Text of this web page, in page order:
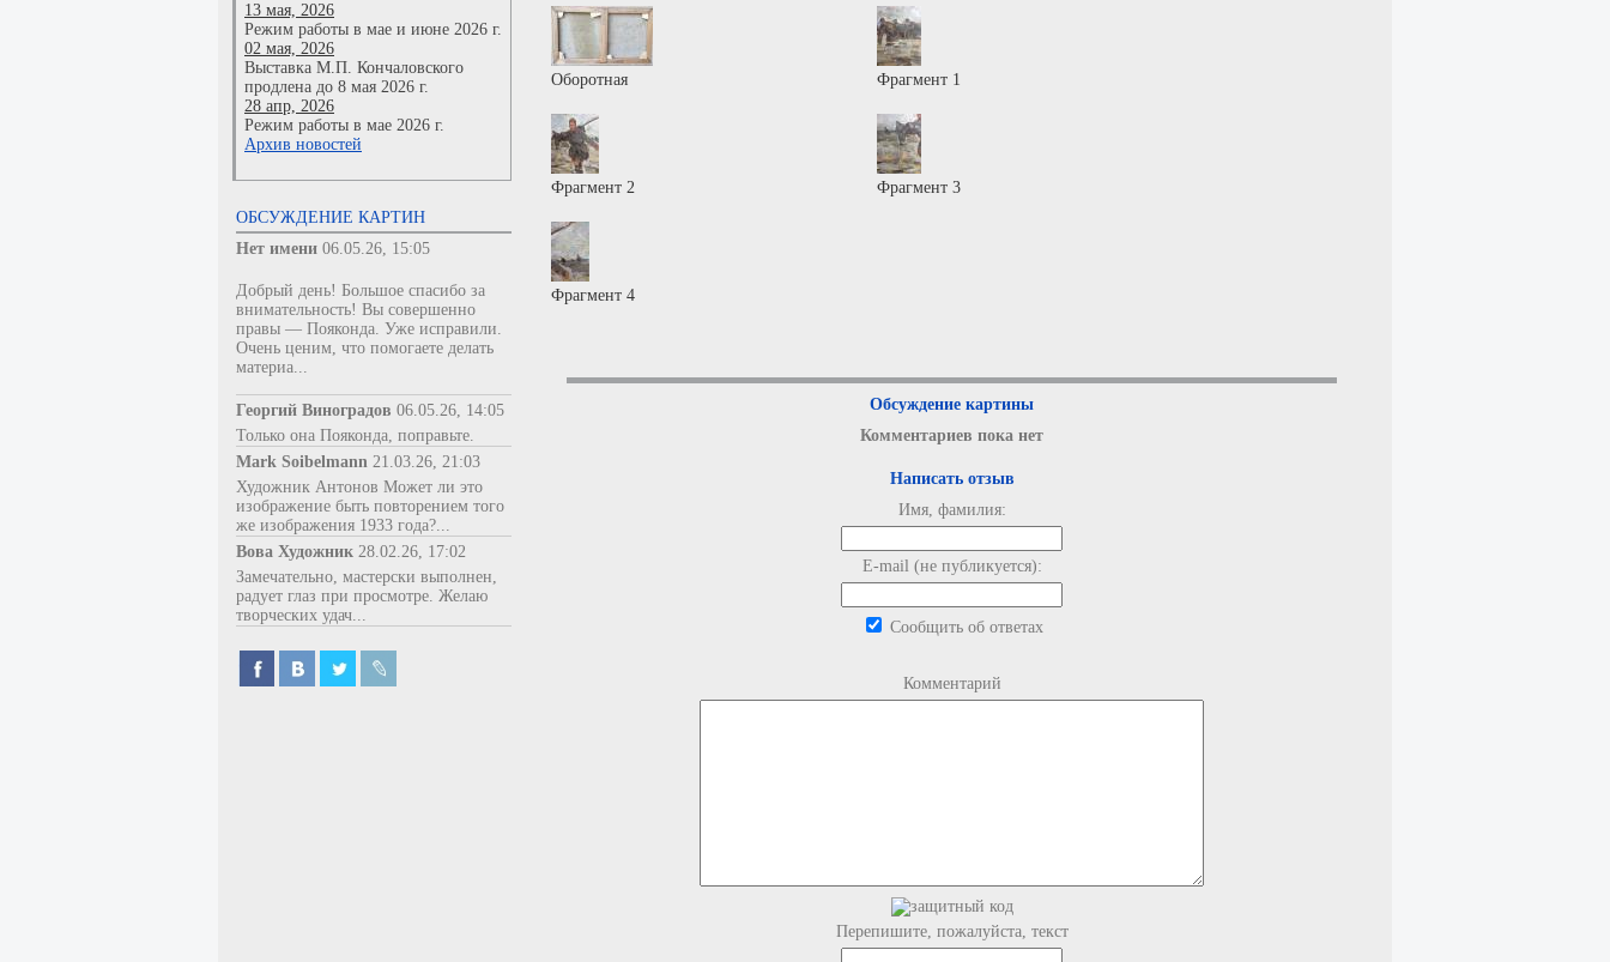
13 мая, 2026
Режим работы в мае и июне 2026 г.
02 мая, 2026
Выставка М.П. Кончаловского
продлена до 8 мая 2026 г.
28 апр, 2026
Режим работы в мае 2026 г.
Архив новостей
ОБСУЖДЕНИЕ КАРТИН
Нет имени 06.05.26, 15:05
Добрый день! Большое спасибо за
внимательность! Вы совершенно
правы — Пояконда. Уже исправили.
Очень ценим, что помогаете делать
материа...
Георгий Виноградов 06.05.26, 14:05
Только она Пояконда, поправьте.
Mark Soibelmann 21.03.26, 21:03
Художник Антонов Может ли это
изображение быть повторением того
же изображения 1933 года?...
Вова Художник 28.02.26, 17:02
Замечательно, мастерски выполнен,
радует глаз при просмотре. Желаю
творческих удач...
Оборотная Фрагмент 1
Фрагмент 2 Фрагмент 3
Фрагмент 4
Обсуждение картины
Комментариев пока нет
Написать отзыв
Имя, фамилия:
E-mail (не публикуется):
Сообщить об ответах
Комментарий
Перепишите, пожалуйста, текст